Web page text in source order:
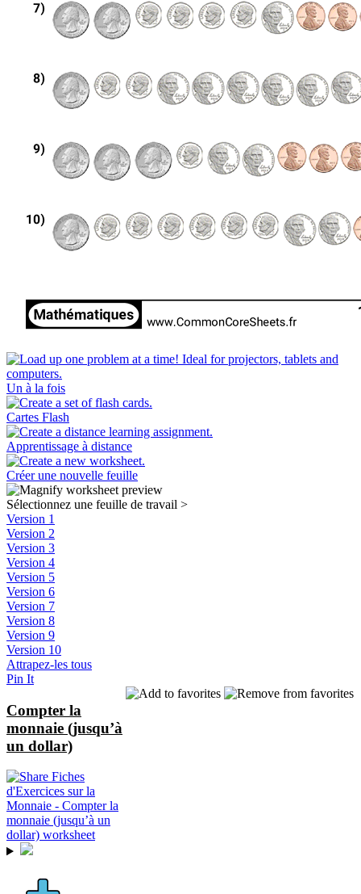
Un à la fois
Cartes Flash
Apprentissage à distance
Créer une nouvelle feuille
Sélectionnez une feuille de travail >
Version 1
Version 2
Version 3
Version 4
Version 5
Version 6
Version 7
Version 8
Version 9
Version 10
Attrapez-les tous
Pin It
Compter la
monnaie (jusqu’à
un dollar)